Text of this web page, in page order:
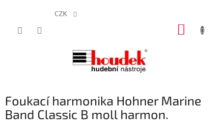
CZK
Foukací harmonika Hohner Marine
Band Classic B moll harmon.